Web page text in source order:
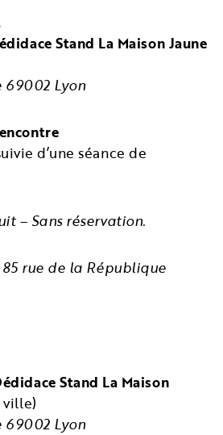
Stand La Maison Jaune
69002 Lyon
d’une séance de
– Sans réservation.
rue de la République
Stand La Maison
ville)
69002 Lyon